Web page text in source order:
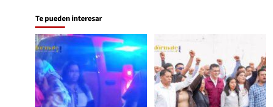
periciales
un
mejor
trabajo
en
investigación
de
delitos:
PGJE
ocurridos
en
Españita
Te pueden interesar